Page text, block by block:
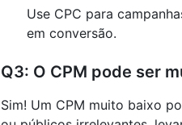
Use CPC para
em conversão.
Q3: O CPM pode ser
Sim! Um CPM muito baixo